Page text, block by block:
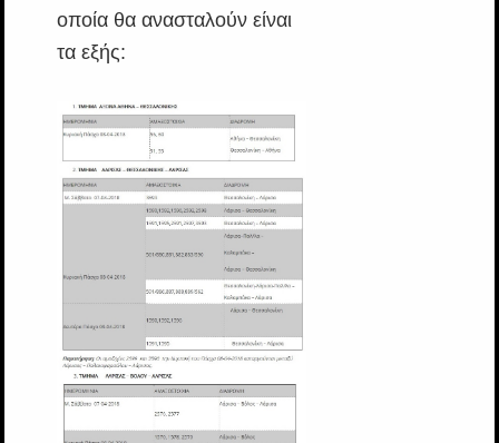
οποία θα ανασταλούν είναι
τα εξής: